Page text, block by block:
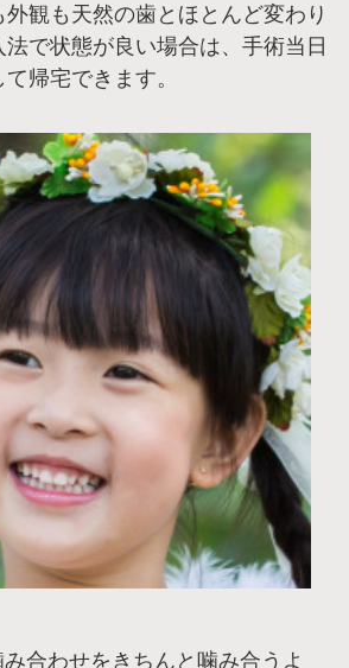
観も天然の歯とほとんど変わり
法で状態が良い場合は、手術当日
帰宅できます。
合わせをきちんと噛み合うよ